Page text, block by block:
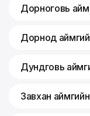
Дорноговь
Дорнод
Дундговь
Завхан